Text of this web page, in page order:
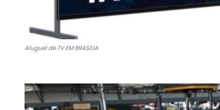
Aluguel de TV EM BRASILIA